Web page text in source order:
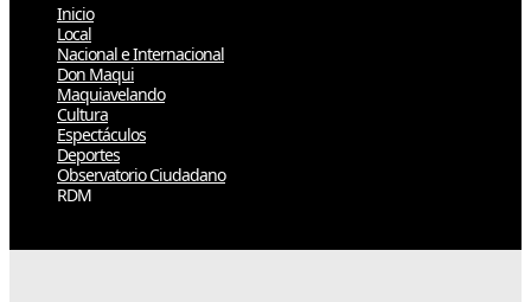
Inicio
Local
Nacional e Internacional
Don Maqui
Maquiavelando
Cultura
Espectáculos
Deportes
Observatorio Ciudadano
RDM